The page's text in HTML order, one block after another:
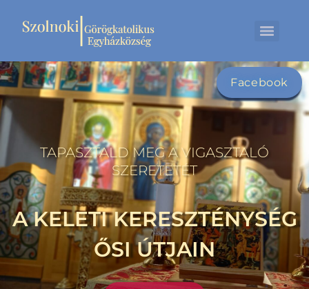
Facebook
TAPASZTALD MEG A VIGASZTALÓ
SZERETETÉT
A KELETI KERESZTÉNYSÉG
ŐSI ÚTJAIN